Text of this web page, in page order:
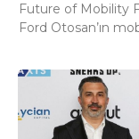
Future of Mobility
Ford Otosan’ın